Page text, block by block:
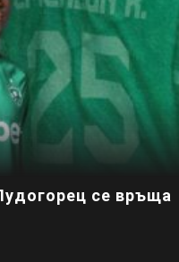
се връща